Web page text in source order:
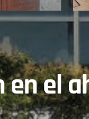
el